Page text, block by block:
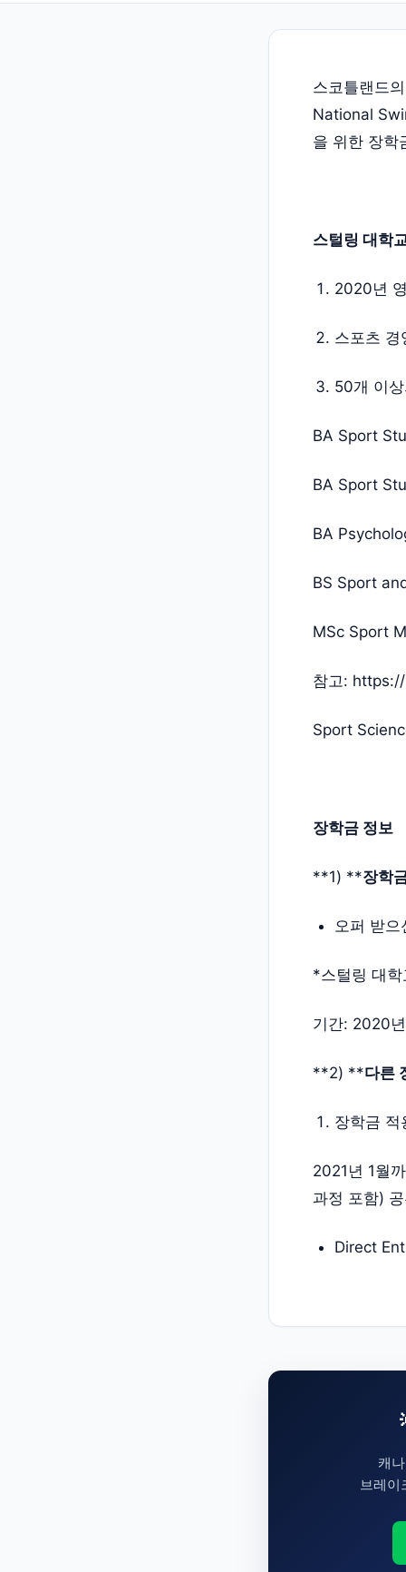
스코틀랜드
National
을 위한 장학
스털링 대학
2020년
스포츠
50개 이
BA Sport
BA Sport
BA
BS Sport
MSc Sport
참고:
Sport
장학금 정보
**1) **장학
오퍼 받
*스털링 대
기간: 2020
**2) **다른
장학금 적
2021년 1월
과정 포함)
Direct
캐
브레이